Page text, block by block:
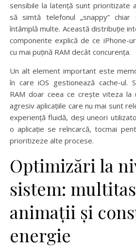
sensibile la latență sunt prioritizate
să simtă telefonul „snappy”
întâmplă multe. Această distribuție
componente explică de ce iPhone-
cu mai puțină RAM decât concurența.
Un alt element important este
în care iOS gestionează cache-ul.
RAM doar ceea ce crește viteza la
agresiv aplicațiile care nu mai sunt
experiență fluidă, deși uneori
o aplicație se reîncarcă, tocmai
prioritizeze alte procese.
Optimizări la
sistem:
animații și
energie